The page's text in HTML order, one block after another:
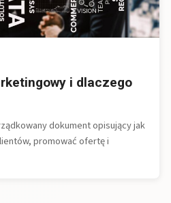
i dlaczego
dokument opisujący jak
promować ofertę i